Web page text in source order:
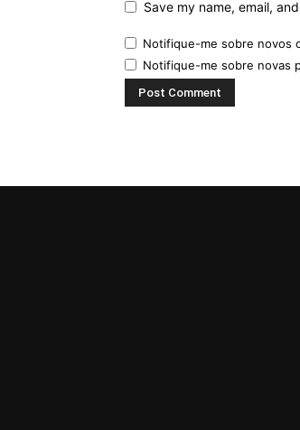
Save my name, email,
Notifique-me sobre novos
Notifique-me sobre novas